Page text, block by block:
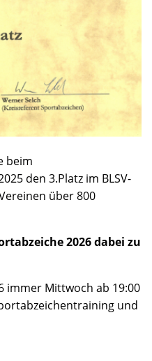
beim
den 3.Platz im BLSV-
über 800
2026 dabei zu
immer Mittwoch ab 19:00
und